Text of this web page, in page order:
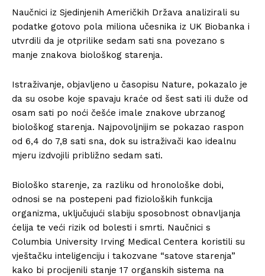
Naučnici iz Sjedinjenih Američkih Država analizirali su
podatke gotovo pola miliona učesnika iz UK Biobanka i
utvrdili da je otprilike sedam sati sna povezano s
manje znakova biološkog starenja.
Istraživanje, objavljeno u časopisu Nature, pokazalo je
da su osobe koje spavaju kraće od šest sati ili duže od
osam sati po noći češće imale znakove ubrzanog
biološkog starenja. Najpovoljnijim se pokazao raspon
od 6,4 do 7,8 sati sna, dok su istraživači kao idealnu
mjeru izdvojili približno sedam sati.
Biološko starenje, za razliku od hronološke dobi,
odnosi se na postepeni pad fizioloških funkcija
organizma, uključujući slabiju sposobnost obnavljanja
ćelija te veći rizik od bolesti i smrti. Naučnici s
Columbia University Irving Medical Centera koristili su
vještačku inteligenciju i takozvane “satove starenja”
kako bi procijenili stanje 17 organskih sistema na